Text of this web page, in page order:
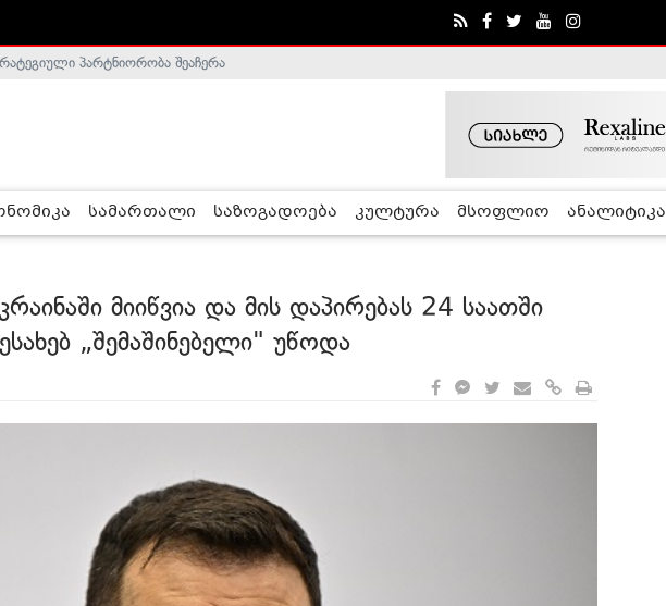
არალეგიტიმურია - ჰელსინკის კომისია
პარტნიორობა შეაჩერა
სამართალი საზოგადოება კულტურა მსოფლიო ანალიტიკა
მიიწვია და მის დაპირებას 24 საათში
„შემაშინებელი" უწოდა